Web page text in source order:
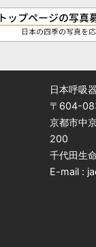
日本呼吸
〒604-
京都市中
200
千代田生
E-mail :